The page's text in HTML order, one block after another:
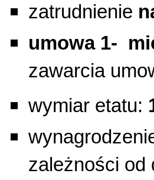
zatrudnienie
umowa 1-
zawarcia
wymiar etatu:
zależności od